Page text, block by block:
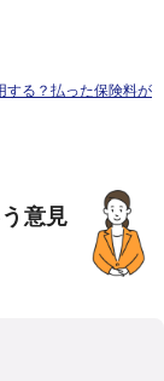
する？払った保険料が
意見